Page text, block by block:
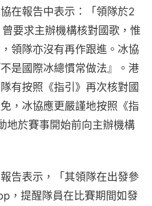
在報告中表示：「領隊於2
要求主辦機構核對國歌，惟
領隊亦沒有再作跟進。冰協
是國‍際冰總慣常做法』。港
有按照《指引》再次核對國
，冰協應更嚴謹地按照《指
地於賽事開始前向主辦機構
告表示，「其領隊在出發參
，提醒隊員在比賽期間如發